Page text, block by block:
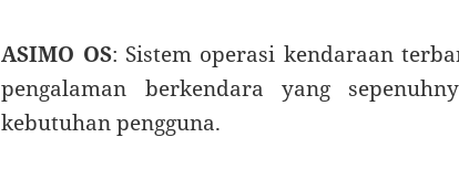
ASIMO OS: Sistem operasi kendaraan
pengalaman berkendara yang
kebutuhan pengguna.